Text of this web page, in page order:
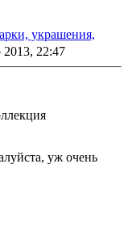
украшения,
2013, 22:47
уж очень